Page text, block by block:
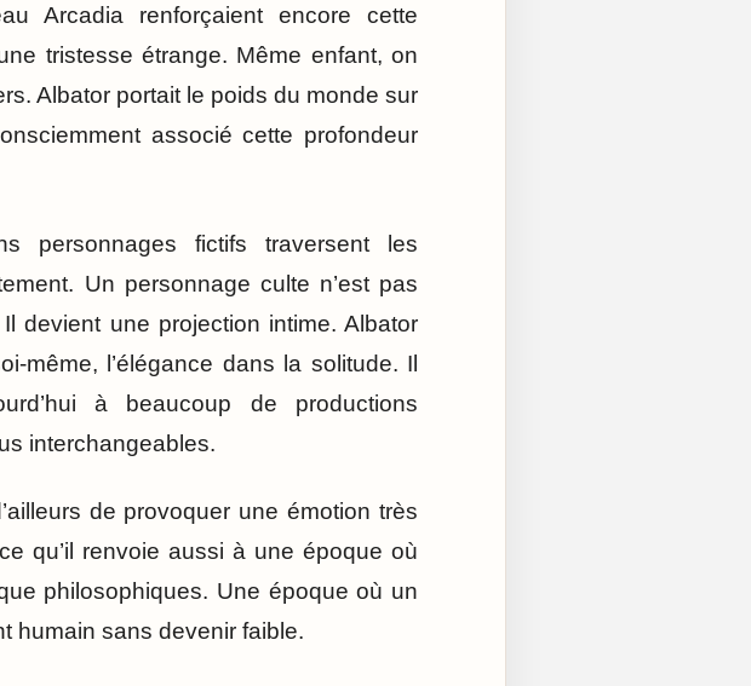
Arcadia renforçaient encore cette
tristesse étrange. Même enfant, on
Albator portait le poids du monde sur
associé cette profondeur
personnages fictifs traversent les
Un personnage culte n’est pas
devient une projection intime. Albator
même, l’élégance dans la solitude. Il
à beaucoup de productions
interchangeables.
de provoquer une émotion très
qu’il renvoie aussi à une époque où
philosophiques. Une époque où un
humain sans devenir faible.